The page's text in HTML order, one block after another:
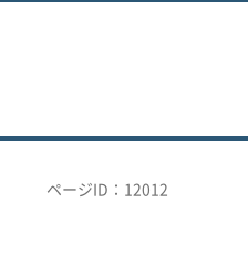
ページID：12012